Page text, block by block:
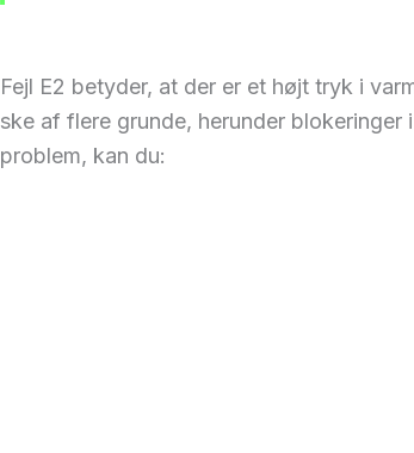
Fejl E2 betyder, at der er et højt tryk i
ske af flere grunde, herunder blokeringer
problem, kan du: